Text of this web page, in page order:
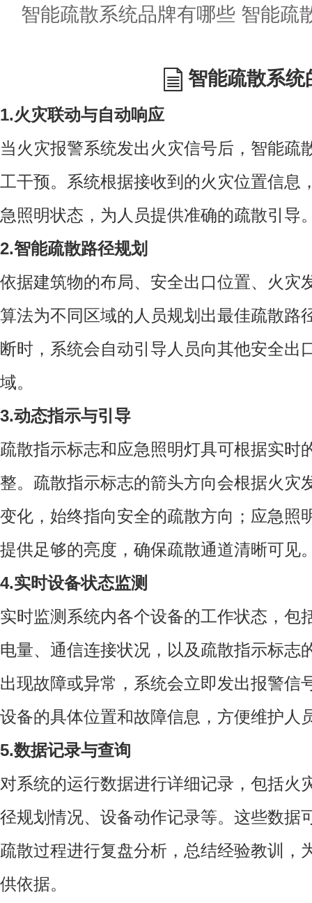
智能疏散系统品牌有哪些 智能疏
智能疏散系统
1.火灾联动与自动响应
当火灾报警系统发出火灾信号后，智能疏
工干预。系统根据接收到的火灾位置信息
急照明状态，为人员提供准确的疏散引导
2.智能疏散路径规划
依据建筑物的布局、安全出口位置、火灾
算法为不同区域的人员规划出最佳疏散路
断时，系统会自动引导人员向其他安全出
域。
3.动态指示与引导
疏散指示标志和应急照明灯具可根据实时
整。疏散指示标志的箭头方向会根据火灾
变化，始终指向安全的疏散方向；应急照
提供足够的亮度，确保疏散通道清晰可见
4.实时设备状态监测
实时监测系统内各个设备的工作状态，包
电量、通信连接状况，以及疏散指示标志
出现故障或异常，系统会立即发出报警信
设备的具体位置和故障信息，方便维护人
5.数据记录与查询
对系统的运行数据进行详细记录，包括火
径规划情况、设备动作记录等。这些数据
疏散过程进行复盘分析，总结经验教训，
供依据。